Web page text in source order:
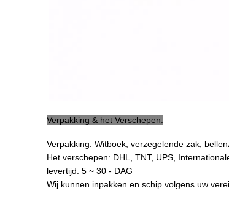
Verpakking & het Verschepen:
Verpakking: Witboek, verzegelende zak,
Het verschepen: DHL, TNT, UPS,
levertijd: 5 ~ 30 - DAG
Wij kunnen inpakken en schip volgens uw